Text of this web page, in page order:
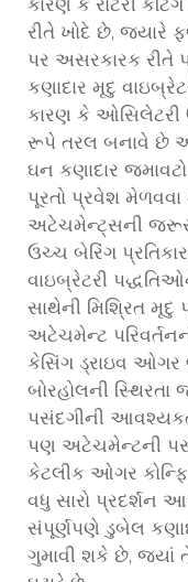
કારણ કે રોટરી
રીતે ખોદે છે, જ્યારે
પર અસરકારક રીતે
કણાદાર મૃદુ
કારણ કે ઓસિલેટરી
રૂપે તરલ બનાવે છે
ઘન કણાદાર
પૂરતો પ્રવેશ મેળવવા
અટેચમેન્ટ્સની જરૂર
ઉચ્ચ બેરિંગ
વાઇબ્રેટરી
સાથેની મિશ્રિત મૃદુ
અટેચમેન્ટ
કેસિંગ ડ્રાઇવ ઓગર
બોરહોલની સ્થિરતા
પસંદગીની
પણ અટેચમેન્ટની
કેટલીક ઓગર
વધુ સારો પ્રદર્શન
સંપૂર્ણપણે ડુબેલ
ગુમાવી શકે છે, જ્યાં